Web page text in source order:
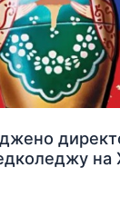
на